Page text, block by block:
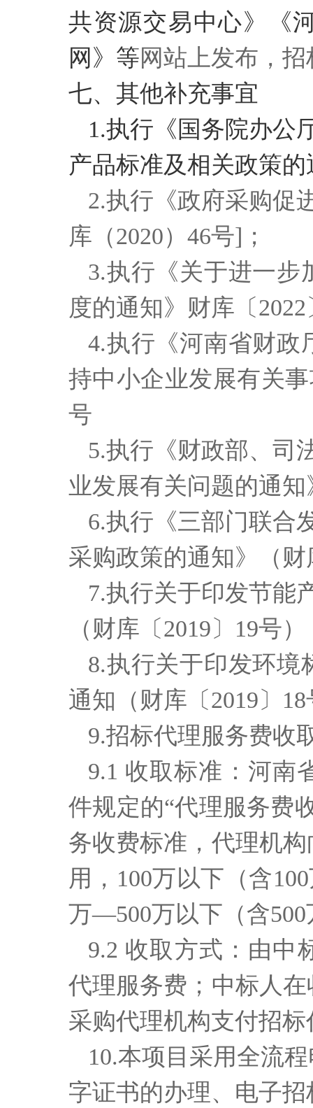
共资源交易中心》
《
网》等网站上发布，
七、其他补充事宜
1.执行《国务院办公
产品标准及相关政策
2.执行《政府采购促
库（2020）46号]；
3.执行《关于进一步
度的通知》 财库〔
4.执行《河南省财政
持中小企业发展有关
号
5.执行《财政部、司
业发展有关问题的通
6.执行《三部门联合
采购政策的通知》（财
7.执行关于印发节能
（财库〔2019〕19号）
8.执行关于印发环境
通知（财库〔2019〕
9.招标代理服务费收
9.1 收取标准：河南
件规定的“代理服务费
务收费标准，代理机
用，100万以下（含
万—500万以下（含500
9.2 收取方式：由中
代理服务费；中标人
采购代理机构支付招
10.本项目采用全流
字证书的办理、电子